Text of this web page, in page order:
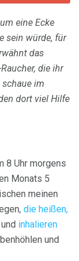
eine Ecke
sein würde, für
das
die ihr
im
dort viel Hilfe
8 Uhr morgens
Monats 5
meinen
die heißen,
inhalieren
und